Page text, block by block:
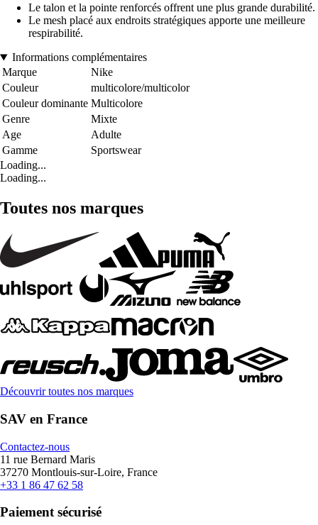
Le talon et la pointe renforcés offrent une plus grande durabilité.
Le mesh placé aux endroits stratégiques apporte une meilleure
respirabilité.
Informations complémentaires
Marque
Nike
Couleur
multicolore/multicolor
Couleur dominante Multicolore
Genre
Mixte
Age
Adulte
Gamme
Sportswear
Loading...
Loading...
Toutes nos marques
Découvrir toutes nos marques
SAV en France
Contactez-nous
11 rue Bernard Maris
37270 Montlouis-sur-Loire, France
+33 1 86 47 62 58
Paiement sécurisé